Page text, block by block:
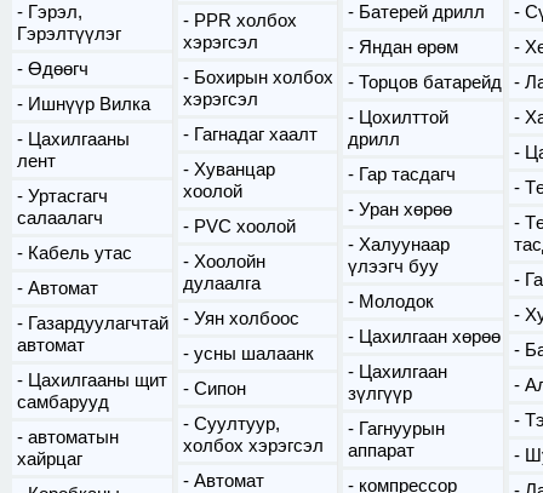
Гэрэл,
Гэрэлтүүлэг
Өдөөгч
Ишнүүр Вилка
Цахилгааны
лент
Уртасгагч
салаалагч
Кабель утас
Автомат
Газардуулагчтай
автомат
Цахилгааны щит
самбарууд
автоматын
хайрцаг
PPR холбох
хэрэгсэл
Бохирын холбох
хэрэгсэл
Гагнадаг хаалт
Хуванцар
хоолой
PVC хоолой
Хоолойн
дулаалга
Уян холбоос
усны шалаанк
Сипон
Суултуур,
холбох хэрэгсэл
Автомат
Батерей дрилл
Яндан өрөм
Торцов батарейд
Цохилттой
дрилл
Гар тасдагч
Уран хөрөө
Халуунаар
үлээгч буу
Молодок
Цахилгаан хөрөө
Цахилгаан
зүлгүүр
Гагнуурын
аппарат
компрессор